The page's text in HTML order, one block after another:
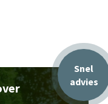
Snel
advies